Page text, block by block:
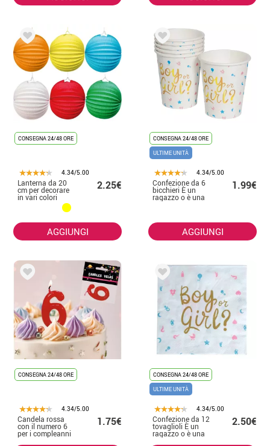
CONSEGNA 24/48 ORE
4.34/5.00
Lanterna da 20
cm per decorare
in vari colori
2.25€
AGGIUNGI
CONSEGNA 24/48 ORE
ULTIME UNITÀ
4.34/5.00
Confezione da 6
bicchieri È un
ragazzo o è una
ragazza
1.99€
AGGIUNGI
CONSEGNA 24/48 ORE
4.34/5.00
Candela rossa
con il numero 6
per i compleanni
1.75€
CONSEGNA 24/48 ORE
ULTIME UNITÀ
4.34/5.00
Confezione da 12
tovaglioli È un
ragazzo o è una
ragazza
2.50€